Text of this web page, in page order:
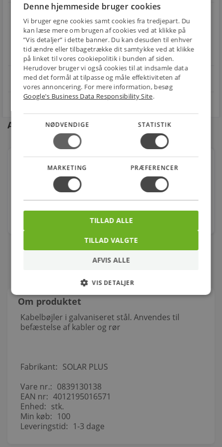
E-MÆRKET
Handle trygt hos
os
local_shipping
BILLIG
FRAGT
Fra 49,00 kr.
restart_alt
30 DAGES
RETUR
Nem returnering
star4.1 på Trustpilot 11,691 anmeldelser
Andre kunder købte også
Varenr.: 5439001947
341,00 kr.
Om produktet
Kabelbøjler i galvaniseret stål. Anvendes til
befæstelse af kabler og rør
Fabrikant: SOLAR PLUS
Vare nr.: 0839130138
EAN nr: 4012195016571
Enhed: stk.
Min køb: 100
Leveringstid: 1-3 dage
Denne hjemmeside bruger cookies
Vi bruger egne cookies samt cookies fra tredjepart. Du
kan læse mere om brugen af cookies ved at klikke på
”Vis detaljer” i dette banner. Du kan desuden til enhver
tid ændre eller tilbagetrække dit samtykke ved at klikke
på linket til vores cookiepolitik i bunden af siden.
Herudover bruger vi også cookies til at indsamle data
med det formål at tilpasse og måle effektiviteten af
vores annoncering. For mere information, besøg
Google's Business Data Responsibility Site.
NØDVENDIGE STATISTIK
MARKETING PRÆFERENCER
TILLAD VALGTE
TILLAD ALLE
AFVIS ALLE
VIS DETALJER